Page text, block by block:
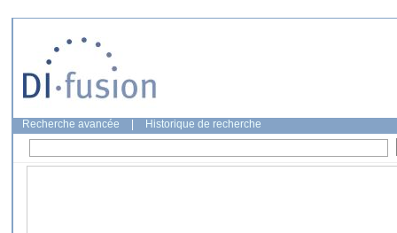
Recherche avancée Historique de recherche